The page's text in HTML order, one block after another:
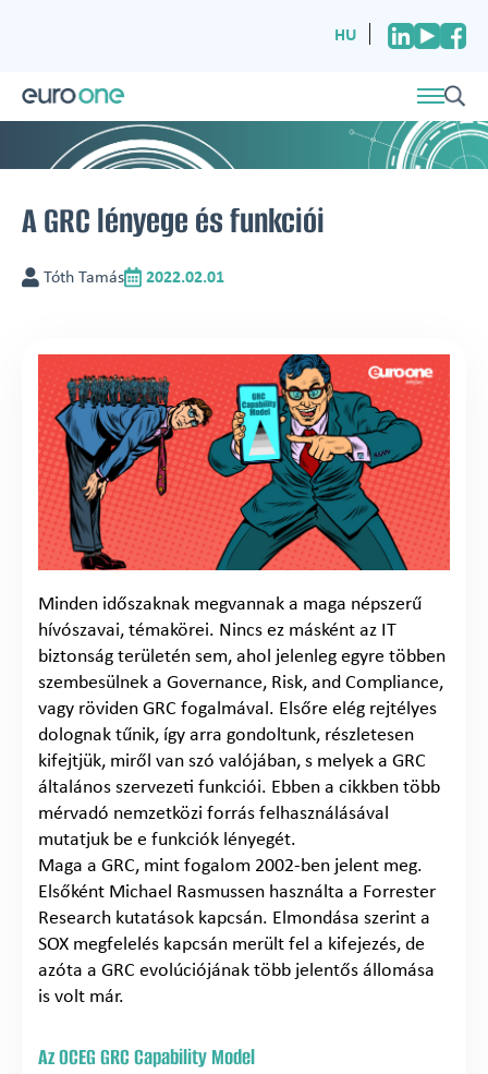
HU
A GRC lényege és funkciói
Tóth Tamás 2022.02.01
Minden időszaknak megvannak a maga népszerű
hívószavai, témakörei. Nincs ez másként az IT
biztonság területén sem, ahol jelenleg egyre többen
szembesülnek a Governance, Risk, and Compliance,
vagy röviden GRC fogalmával. Elsőre elég rejtélyes
dolognak tűnik, így arra gondoltunk, részletesen
kifejtjük, miről van szó valójában, s melyek a GRC
általános szervezeti funkciói. Ebben a cikkben több
mérvadó nemzetközi forrás felhasználásával
mutatjuk be e funkciók lényegét.
Maga a GRC, mint fogalom 2002-ben jelent meg.
Elsőként Michael Rasmussen használta a Forrester
Research kutatások kapcsán. Elmondása szerint a
SOX megfelelés kapcsán merült fel a kifejezés, de
azóta a GRC evolúciójának több jelentős állomása
is volt már.
Az OCEG GRC Capability Model